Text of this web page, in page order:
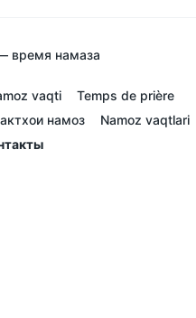
время намаза
vaqti
Temps de prière
намоз
Namoz vaqtlari